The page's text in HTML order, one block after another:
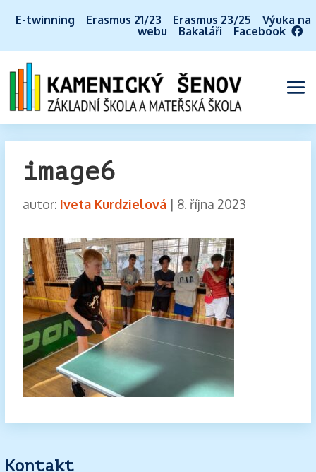
E-twinning Erasmus 21/23 Erasmus 23/25
Výuka na
webu
Bakaláři Facebook
image6
autor: Iveta Kurdzielová| 8. října 2023
Kontakt